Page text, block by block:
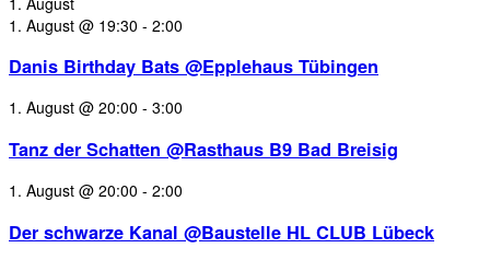
1. August @ 19:30 - 2:00
Danis Birthday Bats @Epplehaus Tübingen
1. August @ 20:00 - 3:00
Tanz der Schatten @Rasthaus B9 Bad Breisig
1. August @ 20:00 - 2:00
Der schwarze Kanal @Baustelle HL CLUB Lübeck